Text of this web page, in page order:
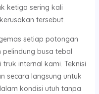
ketiga sering kali
tersebut.
setiap potongan
busa tebal
internal kami. Teknisi
secara langsung untuk
kondisi utuh tanpa